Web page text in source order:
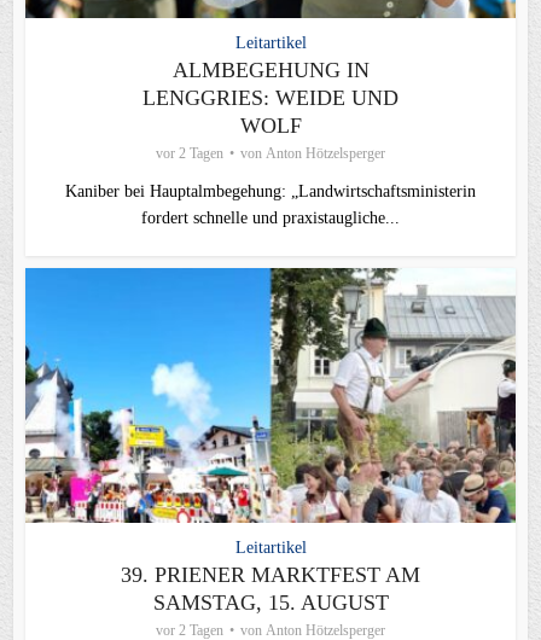
Leitartikel
ALMBEGEHUNG IN
LENGGRIES: WEIDE UND
WOLF
vor 2 Tagen von Anton Hötzelsperger
Kaniber bei Hauptalmbegehung: „Landwirtschaftsministerin
fordert schnelle und praxistaugliche...
Leitartikel
39. PRIENER MARKTFEST AM
SAMSTAG, 15. AUGUST
vor 2 Tagen von Anton Hötzelsperger